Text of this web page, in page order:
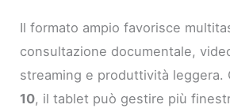
Il formato ampio favorisce
consultazione documentale,
streaming e produttività leggera.
10, il tablet può gestire più